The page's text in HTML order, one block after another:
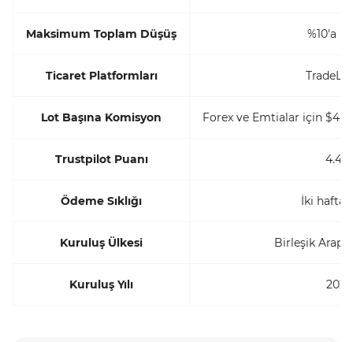
Maksimum Toplam Düşüş %10'a
Ticaret Platformları
Lot Başına Komisyon Forex ve Emtialar için $4,
Trustpilot Puanı 4.4/5
Ödeme Sıklığı İki
Kuruluş Ülkesi Birleşik Arap
Kuruluş Yılı 2023